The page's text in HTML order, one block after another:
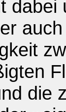
dabei
die